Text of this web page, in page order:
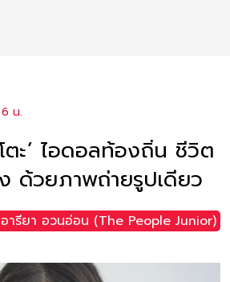
น.
ตะ’ ไอดอลท้องถิ่น ชีวิต
ด้วยภาพถ่ายรูปเดียว
อารียา อวนอ่อน (The People Junior)